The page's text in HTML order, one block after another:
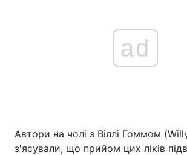
ad
Автори на чолі з Віллі Гоммом
з'ясували, що прийом цих ліків